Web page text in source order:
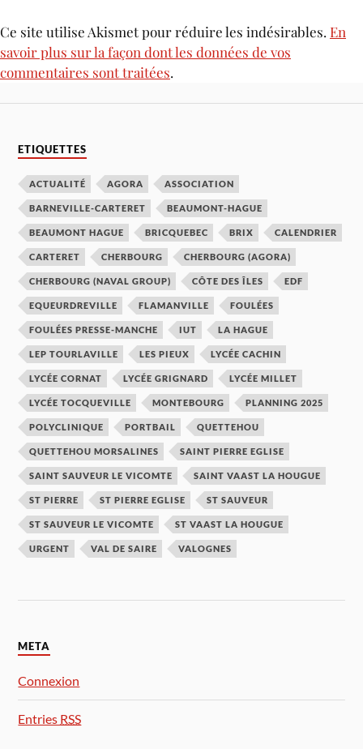
Ce site utilise Akismet pour réduire les indésirables. En
savoir plus sur la façon dont les données de vos
commentaires sont traitées.
ETIQUETTES
ACTUALITÉ AGORA ASSOCIATION
BARNEVILLE-CARTERET BEAUMONT-HAGUE
BEAUMONT HAGUE BRICQUEBEC BRIX CALENDRIER
CARTERET CHERBOURG CHERBOURG (AGORA)
CHERBOURG (NAVAL GROUP) CÔTE DES ÎLES EDF
EQUEURDREVILLE FLAMANVILLE FOULÉES
FOULÉES PRESSE-MANCHE IUT LA HAGUE
LEP TOURLAVILLE LES PIEUX LYCÉE CACHIN
LYCÉE CORNAT LYCÉE GRIGNARD LYCÉE MILLET
LYCÉE TOCQUEVILLE MONTEBOURG PLANNING 2025
POLYCLINIQUE PORTBAIL QUETTEHOU
QUETTEHOU MORSALINES SAINT PIERRE EGLISE
SAINT SAUVEUR LE VICOMTE SAINT VAAST LA HOUGUE
ST PIERRE ST PIERRE EGLISE ST SAUVEUR
ST SAUVEUR LE VICOMTE ST VAAST LA HOUGUE
URGENT VAL DE SAIRE VALOGNES
META
Connexion
Entries RSS